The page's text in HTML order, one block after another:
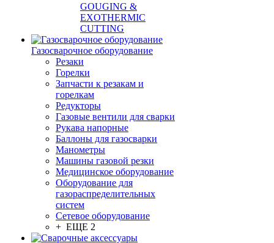
GOUGING &
EXOTHERMIC
CUTTING
Газосварочное оборудование
Резаки
Горелки
Запчасти к резакам и
горелкам
Редукторы
Газовые вентили для сварки
Рукава напорные
Баллоны для газосварки
Манометры
Машины газовой резки
Медицинское оборудование
Оборудование для
газораспределительных
систем
Сетевое оборудование
+ ЕЩЕ 2